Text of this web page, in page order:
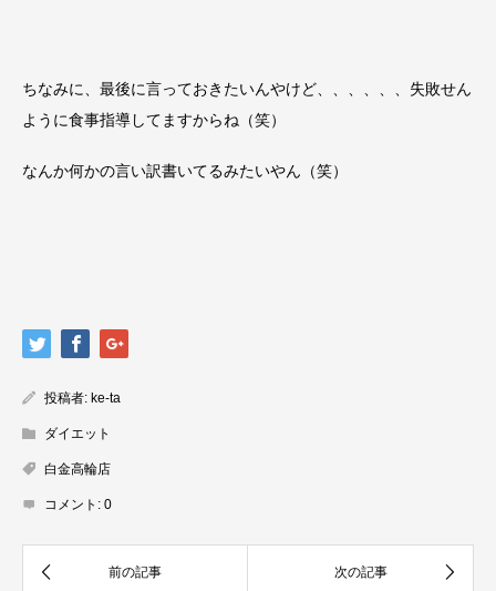
ちなみに、最後に言っておきたいんやけど、、、、、、失敗せん
ように食事指導してますからね（笑）
なんか何かの言い訳書いてるみたいやん（笑）
投稿者: ke-ta
ダイエット
白金高輪店
コメント: 0